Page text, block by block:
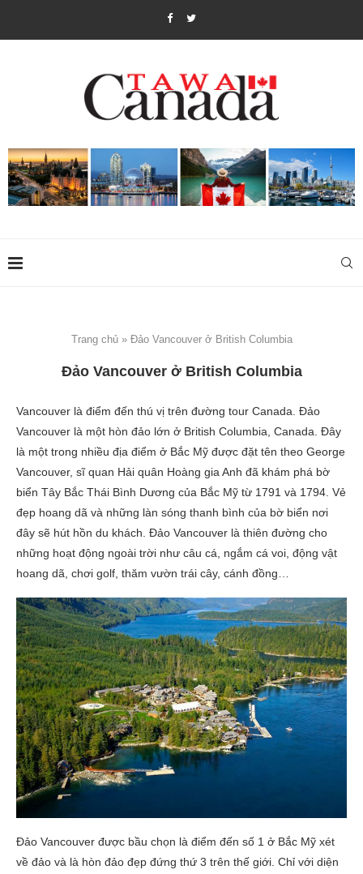
Trang chủ» Đảo Vancouver ở British Columbia
Đảo Vancouver ở British Columbia
Vancouver là điểm đến thú vị trên đường tour Canada. Đảo
Vancouver là một hòn đảo lớn ở British Columbia, Canada. Đây
là một trong nhiều địa điểm ở Bắc Mỹ được đặt tên theo George
Vancouver, sĩ quan Hải quân Hoàng gia Anh đã khám phá bờ
biển Tây Bắc Thái Bình Dương của Bắc Mỹ từ 1791 và 1794. Vẻ
đẹp hoang dã và những làn sóng thanh bình của bờ biển nơi
đây sẽ hút hồn du khách. Đảo Vancouver là thiên đường cho
những hoạt động ngoài trời như câu cá, ngắm cá voi, động vật
hoang dã, chơi golf, thăm vườn trái cây, cánh đồng…
Đảo Vancouver được bầu chọn là điểm đến số 1 ở Bắc Mỹ xét
về đảo và là hòn đảo đẹp đứng thứ 3 trên thế giới. Chỉ với diện